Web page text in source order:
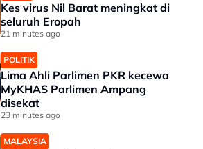
Kes virus Nil Barat meningkat di
seluruh Eropah
21 minutes ago
POLITIK
Lima Ahli Parlimen PKR kecewa
MyKHAS Parlimen Ampang
disekat
23 minutes ago
MALAYSIA